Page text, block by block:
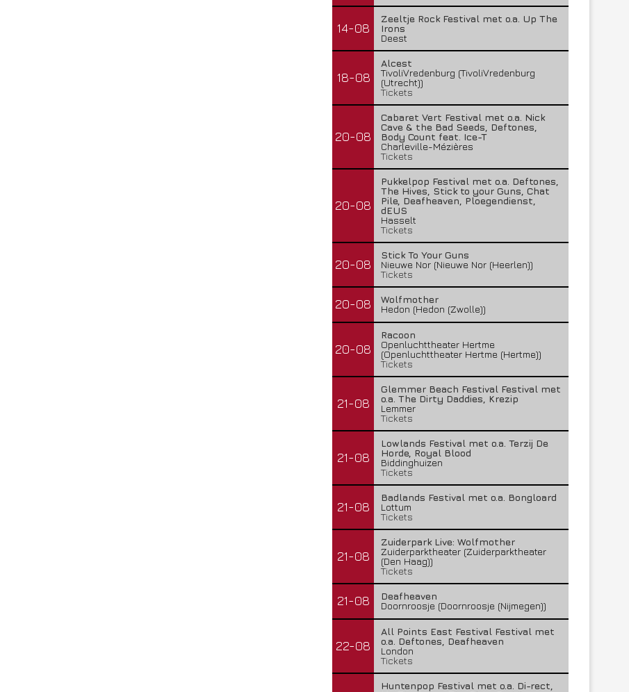
14-08
Zeeltje Rock Festival met o.a. Up The
Irons
Deest
18-08
Alcest
TivoliVredenburg (TivoliVredenburg
(Utrecht))
Tickets
20-08
Cabaret Vert Festival met o.a. Nick
Cave & the Bad Seeds, Deftones,
Body Count feat. Ice-T
Charleville-Mézières
Tickets
20-08
Pukkelpop Festival met o.a. Deftones,
The Hives, Stick to your Guns, Chat
Pile, Deafheaven, Ploegendienst,
dEUS
Hasselt
Tickets
20-08
Stick To Your Guns
Nieuwe Nor (Nieuwe Nor (Heerlen))
Tickets
20-08
Wolfmother
Hedon (Hedon (Zwolle))
20-08
Racoon
Openluchttheater Hertme
(Openluchttheater Hertme (Hertme))
Tickets
21-08
Glemmer Beach Festival Festival met
o.a. The Dirty Daddies, Krezip
Lemmer
Tickets
21-08
Lowlands Festival met o.a. Terzij De
Horde, Royal Blood
Biddinghuizen
Tickets
21-08
Badlands Festival met o.a. Bongloard
Lottum
Tickets
21-08
Zuiderpark Live: Wolfmother
Zuiderparktheater (Zuiderparktheater
(Den Haag))
Tickets
21-08
Deafheaven
Doornroosje (Doornroosje (Nijmegen))
22-08
All Points East Festival Festival met
o.a. Deftones, Deafheaven
London
Tickets
Huntenpop Festival met o.a. Di-rect,